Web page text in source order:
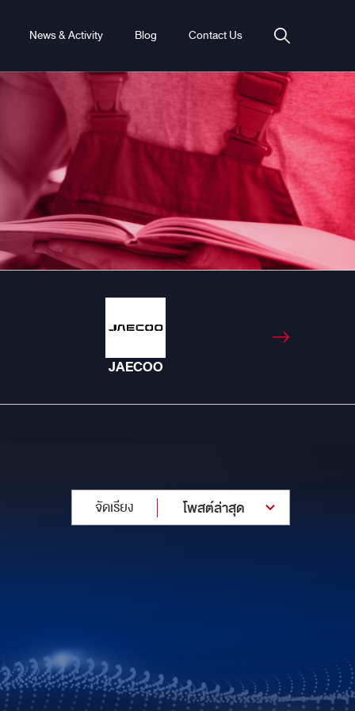
News & Activity Blog Contact Us
JAECOO
จัดเรียง โพสต์ล่าสุด